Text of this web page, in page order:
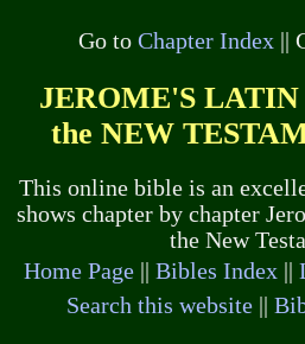
Go to Chapter Index||
JEROME'S
the NEW
This online bible is an
shows chapter by chapter
the New
Home Page ||Bibles Index ||
Search this website ||